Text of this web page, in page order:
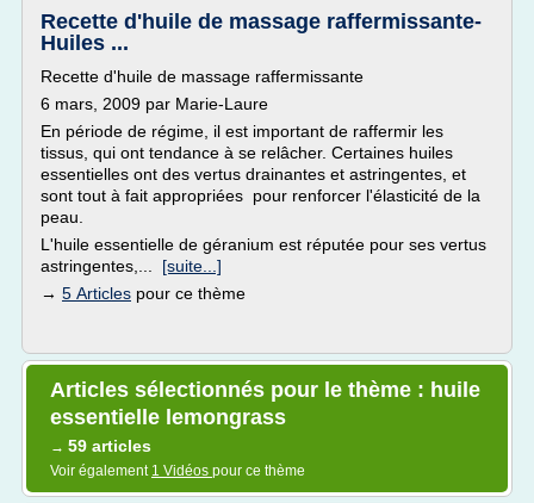
Recette d'huile de massage raffermissante-
Huiles ...
Recette d'huile de massage raffermissante
6 mars, 2009 par Marie-Laure
En période de régime, il est important de raffermir les
tissus, qui ont tendance à se relâcher. Certaines huiles
essentielles ont des vertus drainantes et astringentes, et
sont tout à fait appropriées pour renforcer l'élasticité de la
peau.
L'huile essentielle de géranium est réputée pour ses vertus
astringentes,... [suite...]
→ 5 Articles pour ce thème
Articles sélectionnés pour le thème : huile
essentielle lemongrass
→ 59 articles
Voir également 1 Vidéos pour ce thème